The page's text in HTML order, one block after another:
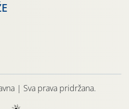
| Sva prava pridržana.